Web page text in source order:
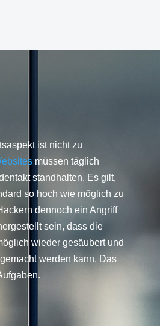
ist nicht zu
müssen täglich
standhalten. Es gilt,
so hoch wie möglich zu
dennoch ein Angriff
sein, dass die
wieder gesäubert und
werden kann. Das